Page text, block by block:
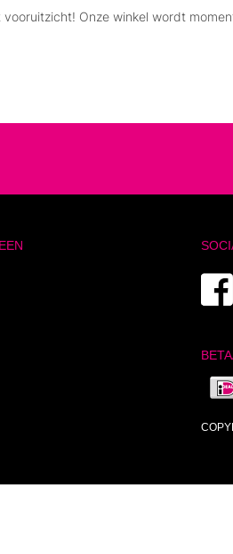
vooruitzicht! Onze winkel wordt